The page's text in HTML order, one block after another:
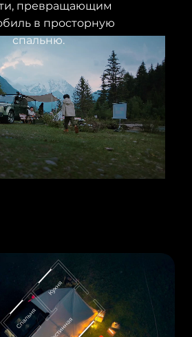
превращающим
в просторную
спальню.